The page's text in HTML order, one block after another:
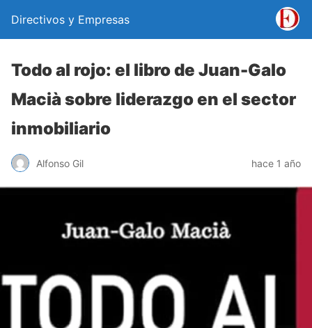
Directivos y Empresas
Todo al rojo: el libro de Juan-Galo
Macià sobre liderazgo en el sector
inmobiliario
Alfonso Gil hace 1 año